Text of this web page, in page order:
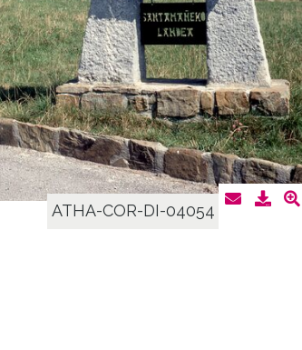
ATHA-COR-DI-04054